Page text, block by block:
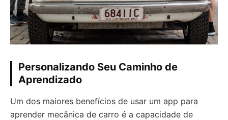
Personalizando Seu Caminho de
Aprendizado
Um dos maiores benefícios de usar um app para
aprender mecânica de carro é a capacidade de